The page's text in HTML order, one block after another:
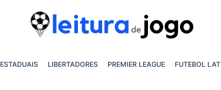
ESTADUAIS LIBERTADORES PREMIER LEAGUE FUTEBOL